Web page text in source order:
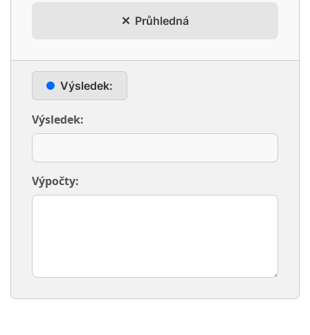
Průhledná
Výsledek:
Výsledek:
Výpočty: